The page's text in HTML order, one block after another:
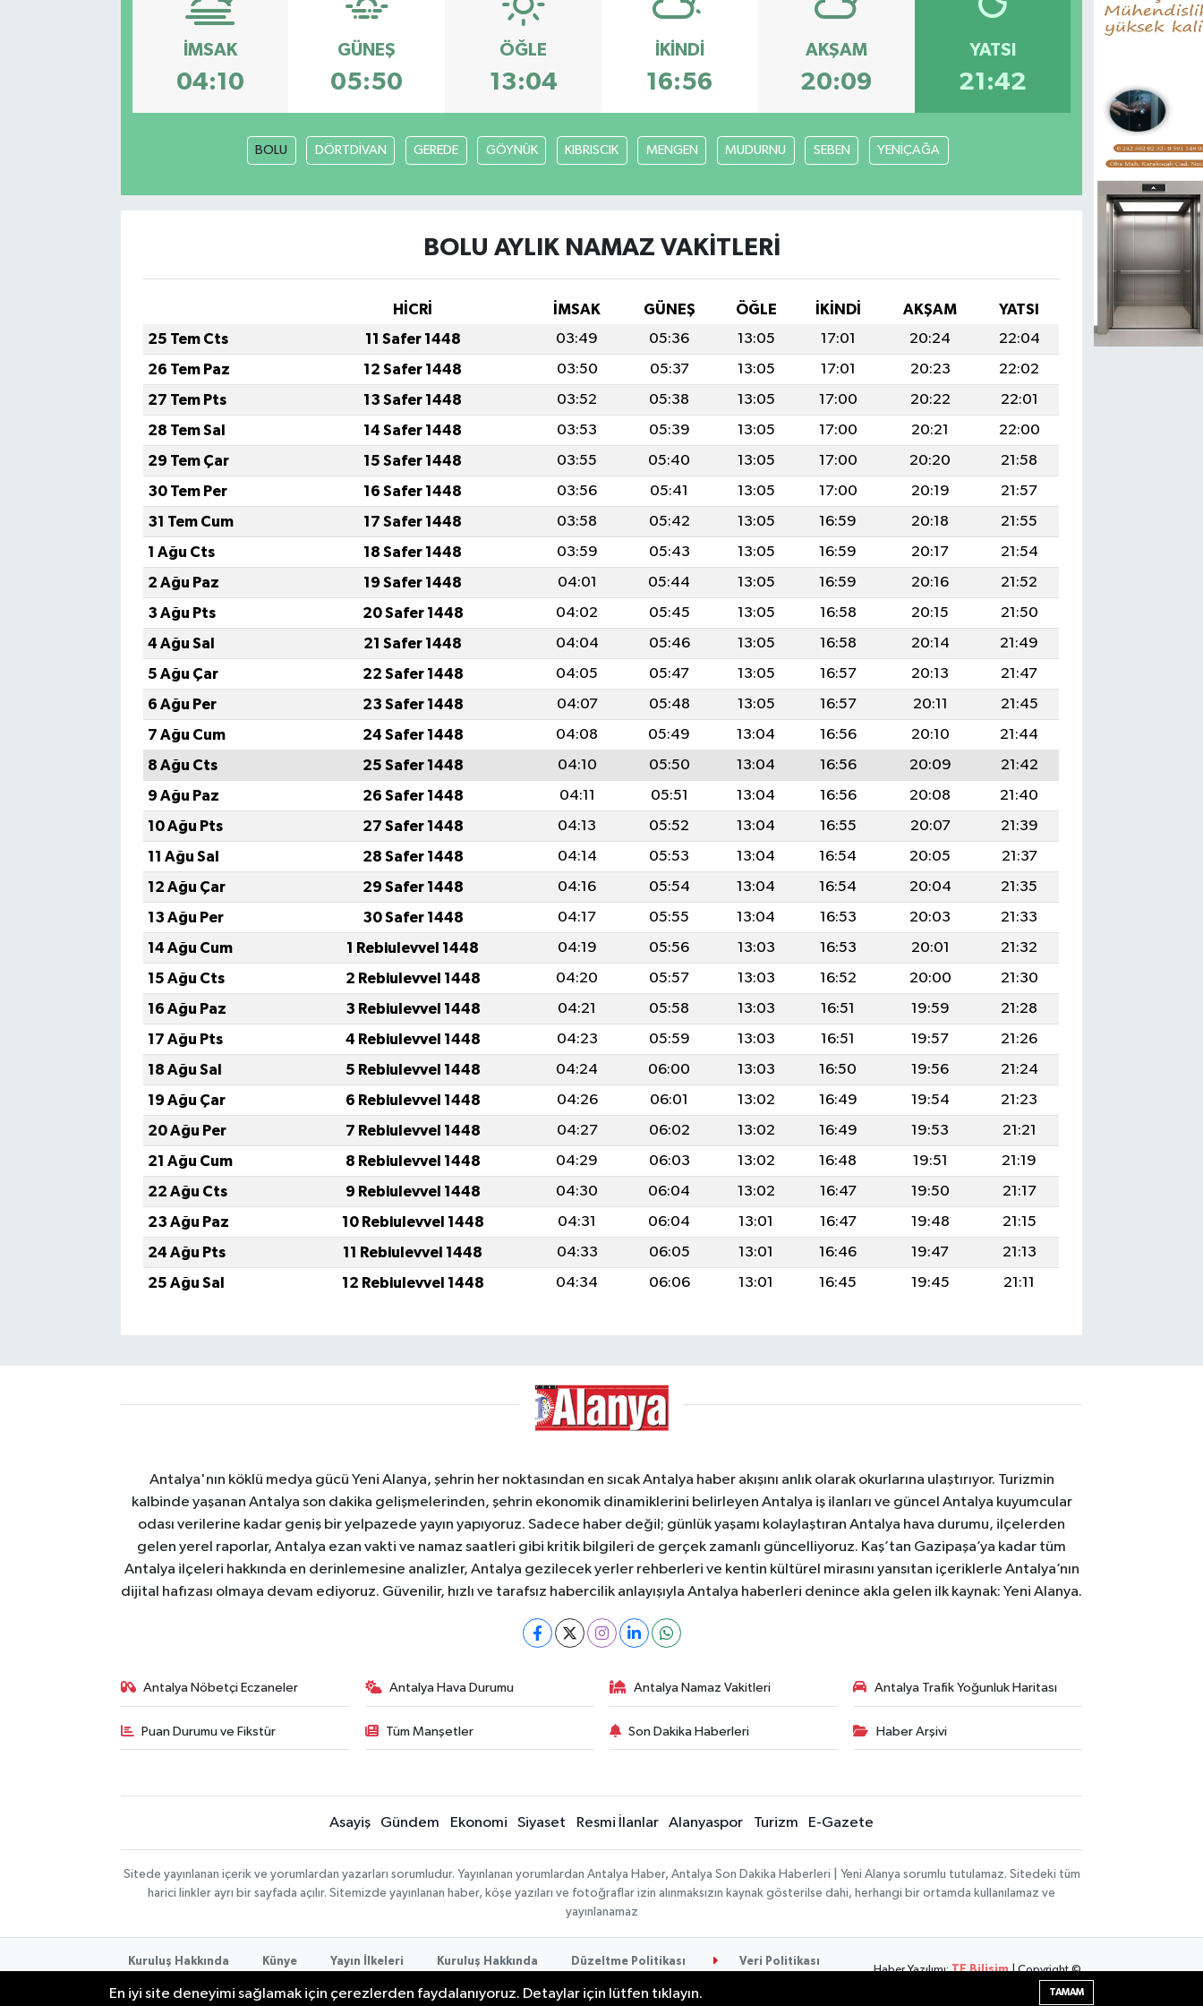
İMSAK
04:10
GÜNEŞ
05:50
ÖĞLE
13:04
İKINDI
16:56
AKŞAM
20:09
YATSI
21:42
BOLU DÖRTDİVAN GEREDE GÖYNÜK KIBRISCIK MENGEN MUDURNU SEBEN YENİÇAĞA
BOLU AYLIK NAMAZ VAKITLERI
HİCRİ İMSAK GÜNEŞ ÖĞLE İKINDI AKŞAM
YATSI
25 Tem Cts
11 Safer 1448 03:49 05:36 13:05 17:01 20:24
22:04
26 Tem Paz
12 Safer 1448 03:50 05:37 13:05 17:01 20:23
22:02
27 Tem Pts
13 Safer 1448 03:52 05:38 13:05 17:00 20:22
22:01
28 Tem Sal
14 Safer 1448 03:53 05:39 13:05 17:00 20:21
22:00
29 Tem Çar
15 Safer 1448 03:55 05:40 13:05 17:00 20:20
21:58
30 Tem Per
16 Safer 1448 03:56 05:41 13:05 17:00 20:19
21:57
31 Tem Cum
17 Safer 1448 03:58 05:42 13:05 16:59 20:18
21:55
1 Ağu Cts
18 Safer 1448 03:59 05:43 13:05 16:59 20:17
21:54
2 Ağu Paz
19 Safer 1448 04:01 05:44 13:05 16:59 20:16
21:52
3 Ağu Pts
20 Safer 1448 04:02 05:45 13:05 16:58 20:15
21:50
4 Ağu Sal
21 Safer 1448 04:04 05:46 13:05 16:58 20:14
21:49
5 Ağu Çar
22 Safer 1448 04:05 05:47 13:05 16:57 20:13
21:47
6 Ağu Per
23 Safer 1448 04:07 05:48 13:05 16:57 20:11
21:45
7 Ağu Cum
24 Safer 1448 04:08 05:49 13:04 16:56 20:10
21:44
8 Ağu Cts
25 Safer 1448 04:10 05:50 13:04 16:56 20:09
21:42
9 Ağu Paz
26 Safer 1448 04:11 05:51 13:04 16:56 20:08
21:40
10 Ağu Pts
27 Safer 1448 04:13 05:52 13:04 16:55 20:07
21:39
11 Ağu Sal
28 Safer 1448 04:14 05:53 13:04 16:54 20:05
21:37
12 Ağu Çar
29 Safer 1448 04:16 05:54 13:04 16:54 20:04
21:35
13 Ağu Per
30 Safer 1448 04:17 05:55 13:04 16:53 20:03
21:33
14 Ağu Cum
1 Rebiulevvel 1448 04:19 05:56 13:03 16:53 20:01
21:32
15 Ağu Cts
2 Rebiulevvel 1448 04:20 05:57 13:03 16:52 20:00
21:30
16 Ağu Paz
3 Rebiulevvel 1448 04:21 05:58 13:03 16:51 19:59
21:28
17 Ağu Pts
4 Rebiulevvel 1448 04:23 05:59 13:03 16:51 19:57
21:26
18 Ağu Sal
5 Rebiulevvel 1448 04:24 06:00 13:03 16:50 19:56
21:24
19 Ağu Çar
6 Rebiulevvel 1448 04:26 06:01 13:02 16:49 19:54
21:23
20 Ağu Per
7 Rebiulevvel 1448 04:27 06:02 13:02 16:49 19:53
21:21
21 Ağu Cum
8 Rebiulevvel 1448 04:29 06:03 13:02 16:48 19:51
21:19
22 Ağu Cts
9 Rebiulevvel 1448 04:30 06:04 13:02 16:47 19:50
21:17
23 Ağu Paz
10 Rebiulevvel 1448 04:31 06:04 13:01 16:47 19:48
21:15
24 Ağu Pts
11 Rebiulevvel 1448 04:33 06:05 13:01 16:46 19:47
21:13
25 Ağu Sal
12 Rebiulevvel 1448 04:34 06:06 13:01 16:45 19:45 21:11
Antalya'nın köklü medya gücü Yeni Alanya, şehrin her noktasından en sıcak Antalya haber akışını anlık olarak okurlarına ulaştırıyor. Turizmin
kalbinde yaşanan Antalya son dakika gelişmelerinden, şehrin ekonomik dinamiklerini belirleyen Antalya iş ilanları ve güncel Antalya kuyumcular
odası verilerine kadar geniş bir yelpazede yayın yapıyoruz. Sadece haber değil; günlük yaşamı kolaylaştıran Antalya hava durumu, ilçelerden
gelen yerel raporlar, Antalya ezan vakti ve namaz saatleri gibi kritik bilgileri de gerçek zamanlı güncelliyoruz. Kaş’tan Gazipaşa’ya kadar tüm
Antalya ilçeleri hakkında en derinlemesine analizler, Antalya gezilecek yerler rehberleri ve kentin kültürel mirasını yansıtan içeriklerle Antalya’nın
dijital hafızası olmaya devam ediyoruz. Güvenilir, hızlı ve tarafsız habercilik anlayışıyla Antalya haberleri denince akla gelen ilk kaynak: Yeni Alanya.
Antalya Nöbetçi Eczaneler Antalya Hava Durumu Antalya Namaz Vakitleri Antalya Trafik Yoğunluk Haritası
Puan Durumu ve Fikstür Tüm Manşetler Son Dakika Haberleri Haber Arşivi
Asayiş Gündem Ekonomi Siyaset Resmi İlanlar Alanyaspor Turizm E-Gazete
Sitede yayınlanan içerik ve yorumlardan yazarları sorumludur. Yayınlanan yorumlardan Antalya Haber, Antalya Son Dakika Haberleri | Yeni Alanya sorumlu tutulamaz. Sitedeki tüm
harici linkler ayrı bir sayfada açılır. Sitemizde yayınlanan haber, köşe yazıları ve fotoğraflar izin alınmaksızın kaynak gösterilse dahi, herhangi bir ortamda kullanılamaz ve
yayınlanamaz
Kuruluş Hakkında Künye Yayın İlkeleri Kuruluş Hakkında Düzeltme Politikası
Veri Politikası
Haber Yazılımı:TE Bilişim| Copyright ©
En iyi site deneyimi sağlamak için çerezlerden faydalanıyoruz. Detaylar için lütfen tıklayın. TAMAM